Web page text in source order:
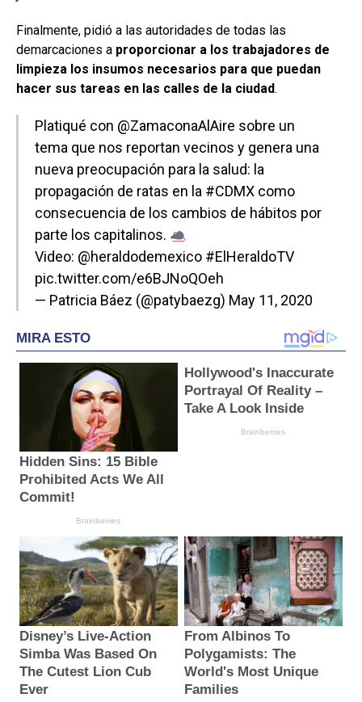
Finalmente, pidió a las autoridades de todas las
demarcaciones a proporcionar a los trabajadores de
limpieza los insumos necesarios para que puedan
hacer sus tareas en las calles de la ciudad.
Platiqué con @ZamaconaAlAire sobre un
tema que nos reportan vecinos y genera una
nueva preocupación para la salud: la
propagación de ratas en la #CDMX como
consecuencia de los cambios de hábitos por
parte los capitalinos.
Video: @heraldodemexico #ElHeraldoTV
pic.twitter.com/e6BJNoQOeh
— Patricia Báez (@patybaezg) May 11, 2020